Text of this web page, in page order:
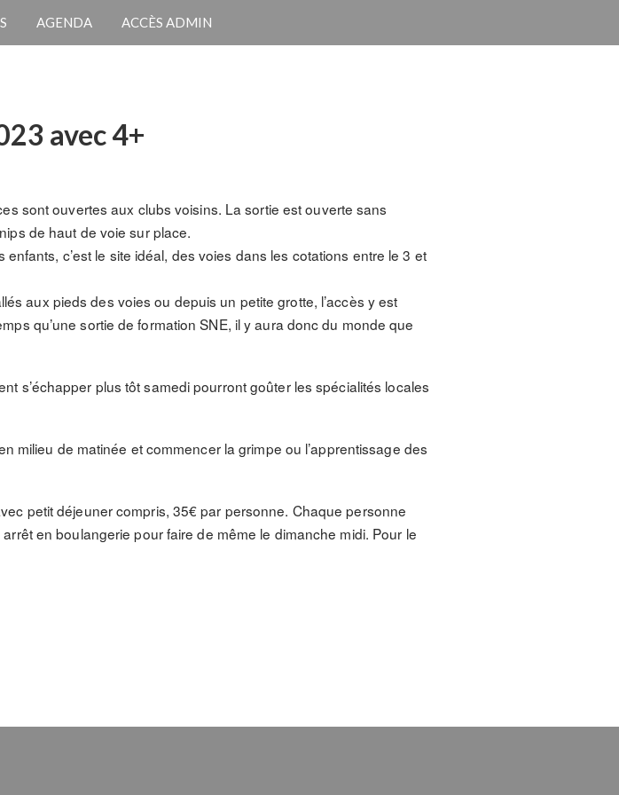
AGENDA ACCÈS ADMIN
avec 4+
sont ouvertes aux clubs voisins. La sortie est ouverte sans
de haut de voie sur place.
c’est le site idéal, des voies dans les cotations entre le 3 et
aux pieds des voies ou depuis un petite grotte, l’accès y est
qu’une sortie de formation SNE, il y aura donc du monde que
s’échapper plus tôt samedi pourront goûter les spécialités locales
milieu de matinée et commencer la grimpe ou l’apprentissage des
petit déjeuner compris, 35€ par personne. Chaque personne
en boulangerie pour faire de même le dimanche midi. Pour le